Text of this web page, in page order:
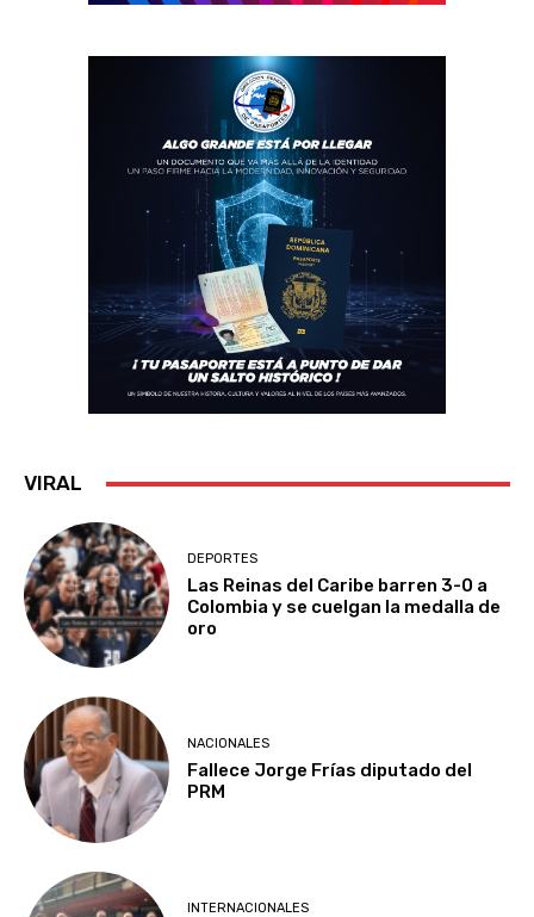
VIRAL
DEPORTES
Las Reinas del Caribe barren 3-0 a
Colombia y se cuelgan la medalla de
oro
NACIONALES
Fallece Jorge Frías diputado del
PRM
INTERNACIONALES